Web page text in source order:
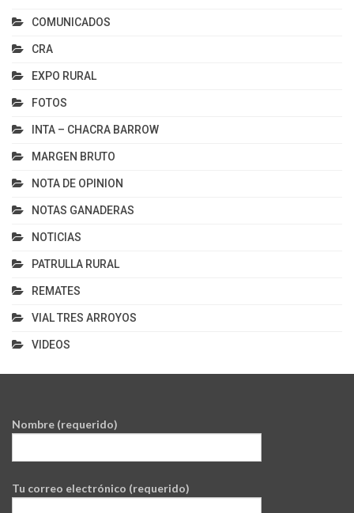
COMUNICADOS
CRA
EXPO RURAL
FOTOS
INTA – CHACRA BARROW
MARGEN BRUTO
NOTA DE OPINION
NOTAS GANADERAS
NOTICIAS
PATRULLA RURAL
REMATES
VIAL TRES ARROYOS
VIDEOS
Nombre (requerido)
Tu correo electrónico (requerido)